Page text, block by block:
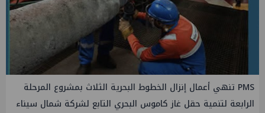
PMS تنهي أعمال إنزال الخطوط البحرية الثلاث بمشروع المرحلة
الرابعة لتنمية حقل غاز كاموس البحري التابع لشركة شمال سيناء